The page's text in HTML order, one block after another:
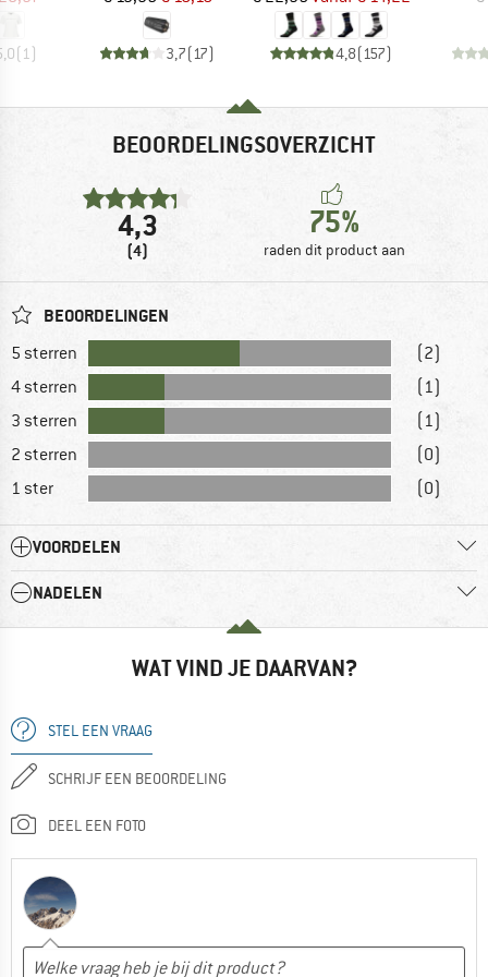
(1 ) 3,7(17) 4,8(157)
BEOORDELINGSOVERZICHT
4,3
(4)
75%
raden dit product aan
BEOORDELINGEN
5 sterren
(2)
4 sterren
(1)
3 sterren
(1)
2 sterren
(0)
1 ster
(0)
VOORDELEN
NADELEN
WAT VIND JE DAARVAN?
STEL EEN VRAAG
SCHRIJF EEN BEOORDELING
DEEL EEN FOTO